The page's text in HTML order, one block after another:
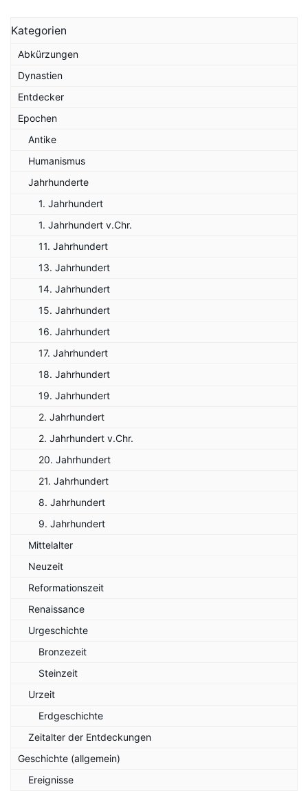
Kategorien
Abkürzungen
Dynastien
Entdecker
Epochen
Antike
Humanismus
Jahrhunderte
1. Jahrhundert
1. Jahrhundert v.Chr.
11. Jahrhundert
13. Jahrhundert
14. Jahrhundert
15. Jahrhundert
16. Jahrhundert
17. Jahrhundert
18. Jahrhundert
19. Jahrhundert
2. Jahrhundert
2. Jahrhundert v.Chr.
20. Jahrhundert
21. Jahrhundert
8. Jahrhundert
9. Jahrhundert
Mittelalter
Neuzeit
Reformationszeit
Renaissance
Urgeschichte
Bronzezeit
Steinzeit
Urzeit
Erdgeschichte
Zeitalter der Entdeckungen
Geschichte (allgemein)
Ereignisse